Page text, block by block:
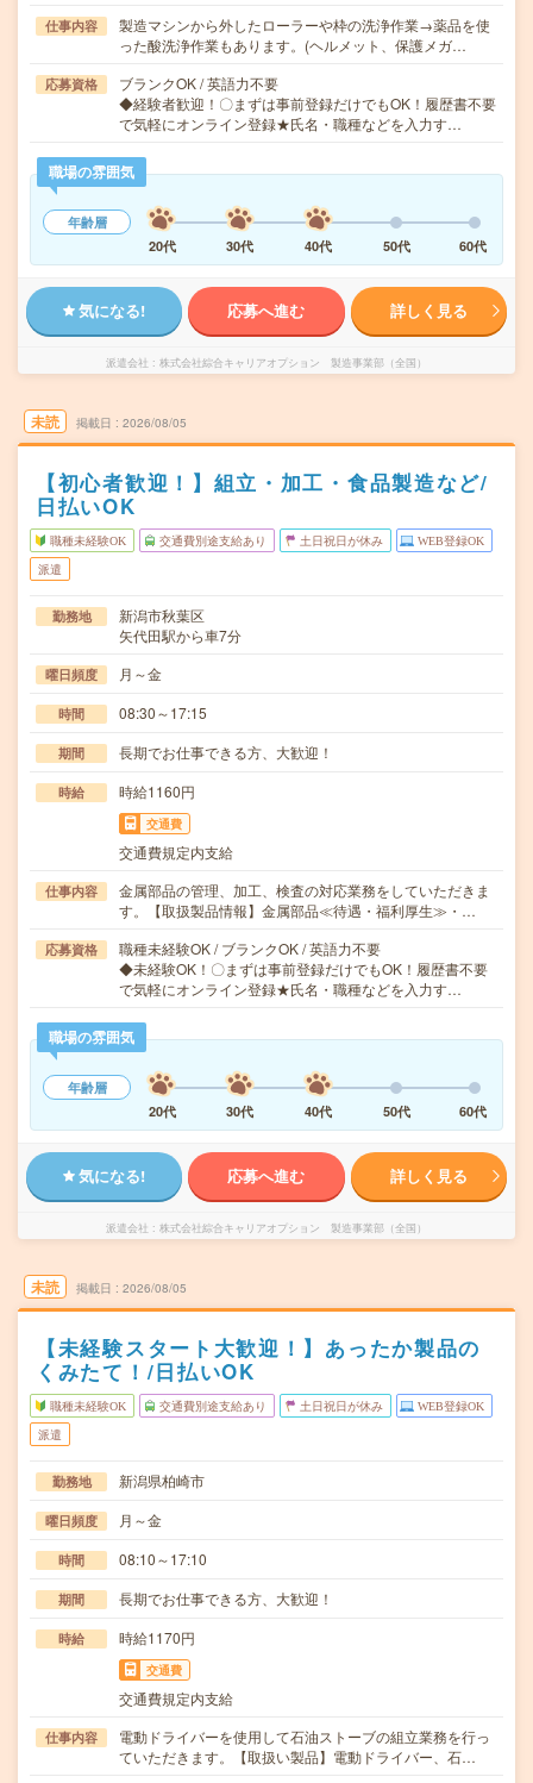
仕事内容
製造マシンから外したローラーや枠の洗浄作業→薬品を使
った酸洗浄作業もあります。(ヘルメット、保護メガ…
応募資格
ブランクOK / 英語力不要
◆経験者歓迎！〇まずは事前登録だけでもOK！履歴書不要
で気軽にオンライン登録★氏名・職種などを入力す…
職場の雰囲気
年齢層
20代
30代 40代 50代 60代
気になる! 応募へ進む 詳しく見る
派遣会社 株式会社綜合キャリアオプション 製造事業部（全国）
未読 掲載日 2026/08/05
【初心者歓迎！】組立・加工・食品製造など/
日払いOK
職種未経験OK 交通費別途支給あり 土日祝日が休み WEB登録OK
派遣
勤務地
新潟市秋葉区
矢代田駅から車7分
曜日頻度 月～金
時間 08:30～17:15
期間 長期でお仕事できる方、大歓迎！
時給 時給1160円
交通費
交通費規定内支給
仕事内容
金属部品の管理、加工、検査の対応業務をしていただきま
す。【取扱製品情報】金属部品≪待遇・福利厚生≫・…
応募資格
職種未経験OK / ブランクOK / 英語力不要
◆未経験OK！〇まずは事前登録だけでもOK！履歴書不要
で気軽にオンライン登録★氏名・職種などを入力す…
職場の雰囲気
年齢層
20代
30代 40代 50代 60代
気になる! 応募へ進む 詳しく見る
派遣会社 株式会社綜合キャリアオプション 製造事業部（全国）
未読 掲載日 2026/08/05
【未経験スタート大歓迎！】あったか製品の
くみたて！/日払いOK
職種未経験OK 交通費別途支給あり 土日祝日が休み WEB登録OK
派遣
勤務地 新潟県柏崎市
曜日頻度 月～金
時間 08:10～17:10
期間 長期でお仕事できる方、大歓迎！
時給 時給1170円
交通費
交通費規定内支給
仕事内容
電動ドライバーを使用して石油ストーブの組立業務を行っ
ていただきます。【取扱い製品】電動ドライバー、石…